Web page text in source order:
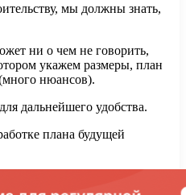
мы должны знать,
ни о чем не говорить,
укажем размеры, план
нюансов).
дальнейшего удобства.
плана будущей